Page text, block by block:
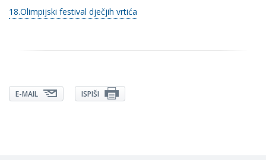
18.Olimpijski festival dječjih vrtića
E-MAIL ISPIŠI